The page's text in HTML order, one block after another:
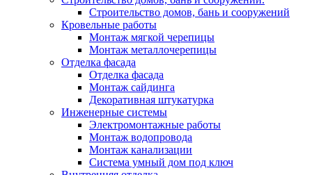
Строительство домов, бань и сооружений
Кровельные работы
Монтаж мягкой черепицы
Монтаж металлочерепицы
Отделка фасада
Отделка фасада
Монтаж сайдинга
Декоративная штукатурка
Инженерные системы
Электромонтажные работы
Монтаж водопровода
Монтаж канализации
Система умный дом под ключ